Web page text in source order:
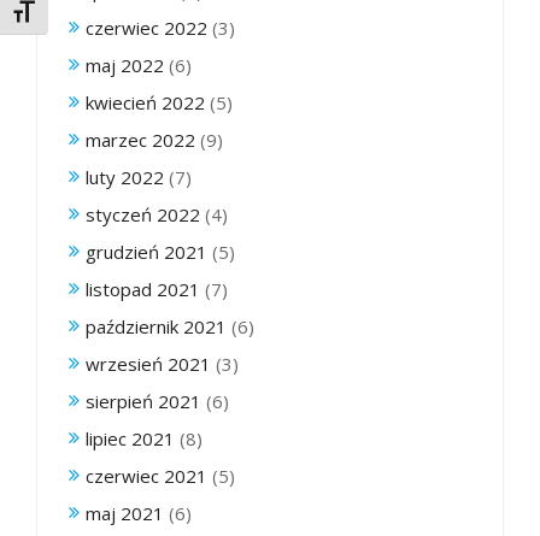
Toggle Font sizeczerwiec 2022 (3)
maj 2022 (6)
kwiecień 2022 (5)
marzec 2022 (9)
luty 2022 (7)
styczeń 2022 (4)
grudzień 2021 (5)
listopad 2021 (7)
październik 2021 (6)
wrzesień 2021 (3)
sierpień 2021 (6)
lipiec 2021 (8)
czerwiec 2021 (5)
maj 2021 (6)